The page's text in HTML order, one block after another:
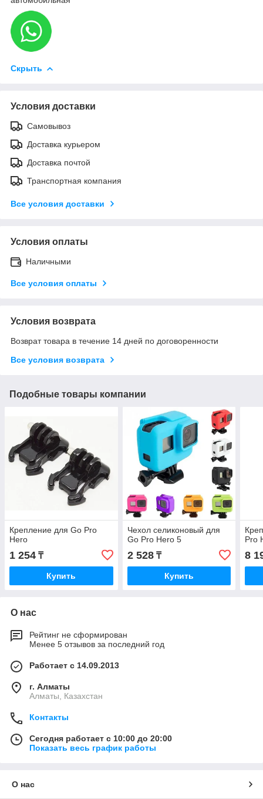
Скрыть
Условия доставки
Самовывоз
Доставка курьером
Доставка почтой
Транспортная компания
Все условия доставки
Условия оплаты
Наличными
Все условия оплаты
Условия возврата
Возврат товара в течение 14 дней по договоренности
Все условия возврата
Подобные товары компании
Крепление для Go Pro
Hero
1 254 ₸
Купить
Чехол селиконовый для
Go Pro Hero 5
2 528₸
Купить
Pro
8
О нас
Рейтинг не сформирован
Менее 5 отзывов за последний год
Работает с 14.09.2013
г. Алматы
Алматы, Казахстан
Контакты
Сегодня работает с 10:00 до 20:00
Показать весь график работы
О нас